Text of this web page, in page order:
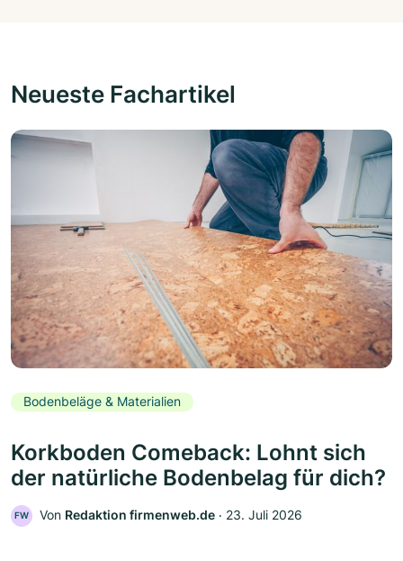
Neueste Fachartikel
Bodenbeläge & Materialien
Korkboden Comeback: Lohnt sich
der natürliche Bodenbelag für dich?
FW Von Redaktion firmenweb.de ‧ 23. Juli 2026